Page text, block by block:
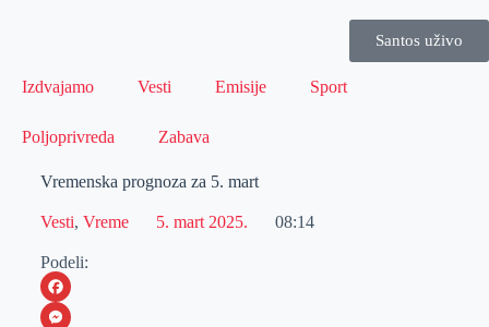
Santos uživo
Izdvajamo Vesti Emisije Sport
Poljoprivreda Zabava
Vremenska prognoza za 5. mart
Vesti, Vreme 5. mart 2025. 08:14
Podeli:
F